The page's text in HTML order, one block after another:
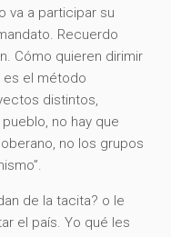
va a participar su
Recuerdo
Cómo quieren dirimir
es el método
distintos,
no hay que
no los grupos
de la tacita? o le
el país. Yo qué les